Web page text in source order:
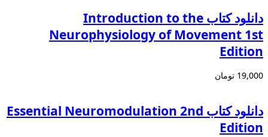
دانلود کتاب Introduction to the
Neurophysiology of Movement 1st
Edition
19,000 تومان
دانلود كتاب Essential Neuromodulation 2nd
Edition